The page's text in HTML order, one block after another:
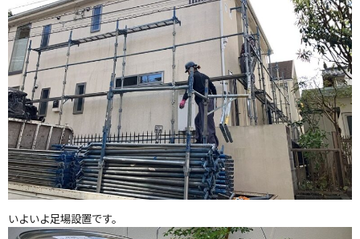
いよいよ足場設置です。